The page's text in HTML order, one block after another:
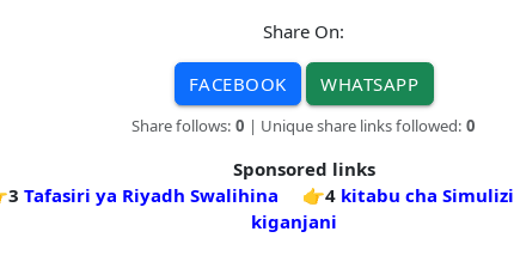
Share On:
FACEBOOK WHATSAPP
Share follows: 0 | Unique share links followed: 0
Sponsored links
Tafasiri ya Riyadh Swalihina 👉4 kitabu cha Simulizi
kiganjani